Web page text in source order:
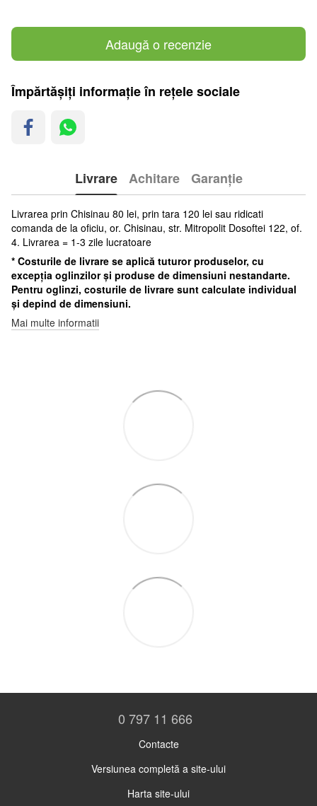
Adaugă o recenzie
Împărtășiți informație în rețele sociale
Livrare Achitare Garanție
Livrarea prin Chisinau 80 lei, prin tara 120 lei sau ridicati
comanda de la oficiu, or. Chisinau, str. Mitropolit Dosoftei 122, of.
4. Livrarea = 1-3 zile lucratoare
* Costurile de livrare se aplică tuturor produselor, cu
excepția oglinzilor și produse de dimensiuni nestandarte.
Pentru oglinzi, costurile de livrare sunt calculate individual
și depind de dimensiuni.
Mai multe informatii
0 797 11 666
Contacte
Versiunea completă a site-ului
Harta site-ului